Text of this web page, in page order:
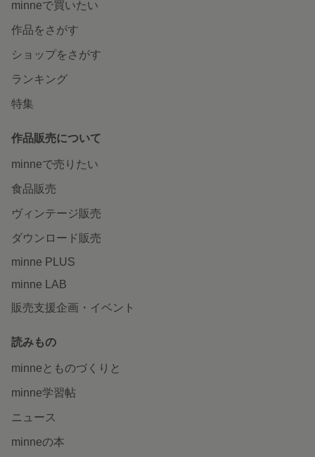
minneで買いたい
作品をさがす
ショップをさがす
ランキング
特集
作品販売について
minneで売りたい
食品販売
ヴィンテージ販売
ダウンロード販売
minne PLUS
minne LAB
販売支援企画・イベント
読みもの
minneとものづくりと
minne学習帖
ニュース
minneの本